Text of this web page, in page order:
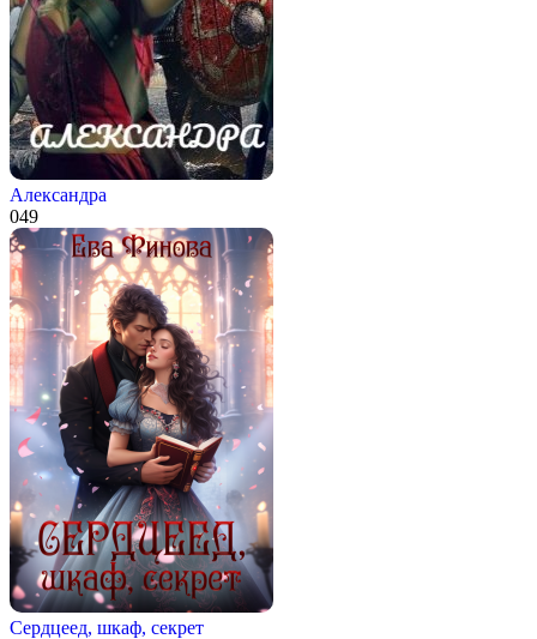
Александра
049
Сердцеед, шкаф, секрет